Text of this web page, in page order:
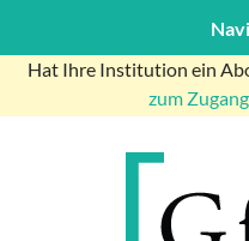
Hat Ihre Institution ein
zum